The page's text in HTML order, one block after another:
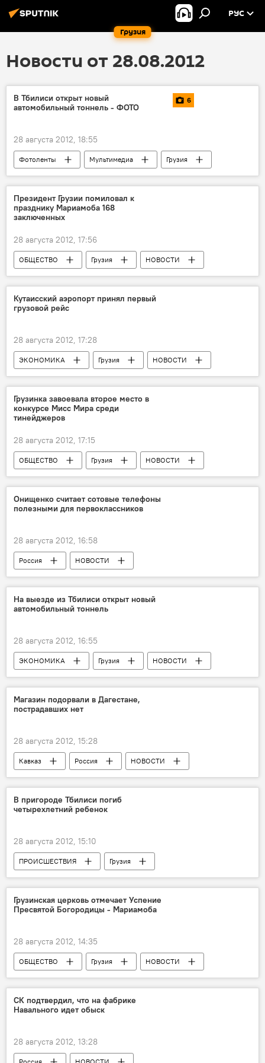
Грузия
РУС
Новости от 28.08.2012
В Тбилиси открыт новый
автомобильный тоннель - ФОТО
6
28 августа 2012, 18:55
Фотоленты Мультимедиа
Грузия
ЭКОНОМИКА
НОВОСТИ
Президент Грузии помиловал к
празднику Мариамоба 168
заключенных
28 августа 2012, 17:56
ОБЩЕСТВО Грузия НОВОСТИ
Кутаисский аэропорт принял первый
грузовой рейс
28 августа 2012, 17:28
ЭКОНОМИКА Грузия НОВОСТИ
Грузинка завоевала второе место в
конкурсе Мисс Мира среди
тинейджеров
28 августа 2012, 17:15
ОБЩЕСТВО Грузия НОВОСТИ
Онищенко считает сотовые телефоны
полезными для первоклассников
28 августа 2012, 16:58
Россия НОВОСТИ
На выезде из Тбилиси открыт новый
автомобильный тоннель
28 августа 2012, 16:55
ЭКОНОМИКА Грузия НОВОСТИ
Магазин подорвали в Дагестане,
пострадавших нет
28 августа 2012, 15:28
Кавказ Россия
НОВОСТИ
Убийство шейха и осложнение ситуации в Дагестане
В пригороде Тбилиси погиб
четырехлетний ребенок
28 августа 2012, 15:10
ПРОИСШЕСТВИЯ
Грузия
НОВОСТИ
Грузинская церковь отмечает Успение
Пресвятой Богородицы - Мариамоба
28 августа 2012, 14:35
ОБЩЕСТВО Грузия НОВОСТИ
СК подтвердил, что на фабрике
Навального идет обыск
28 августа 2012, 13:28